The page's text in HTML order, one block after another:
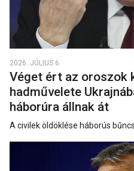
2026. JÚLIUS 6.
Véget ért az oroszok
hadművelete
háborúra állnak át
A civilek öldöklése háborús